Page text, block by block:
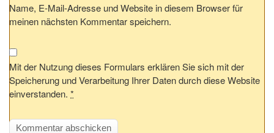
Name, E-Mail-Adresse und Website in diesem Browser für
meinen nächsten Kommentar speichern.
Mit der Nutzung dieses Formulars erklären Sie sich mit der
Speicherung und Verarbeitung Ihrer Daten durch diese Website
einverstanden. *